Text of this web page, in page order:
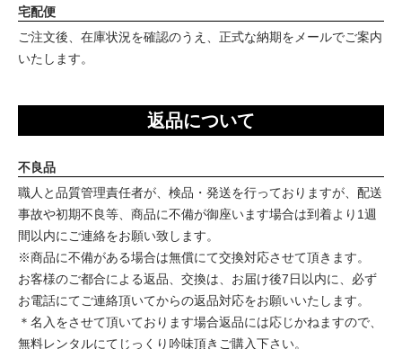
宅配便
ご注文後、在庫状況を確認のうえ、正式な納期をメールでご案内
いたします。
返品について
不良品
職人と品質管理責任者が、検品・発送を行っておりますが、配送
事故や初期不良等、商品に不備が御座います場合は到着より1週
間以内にご連絡をお願い致します。
※商品に不備がある場合は無償にて交換対応させて頂きます。
お客様のご都合による返品、交換は、お届け後7日以内に、必ず
お電話にてご連絡頂いてからの返品対応をお願いいたします。
＊名入をさせて頂いております場合返品には応じかねますので、
無料レンタルにてじっくり吟味頂きご購入下さい。